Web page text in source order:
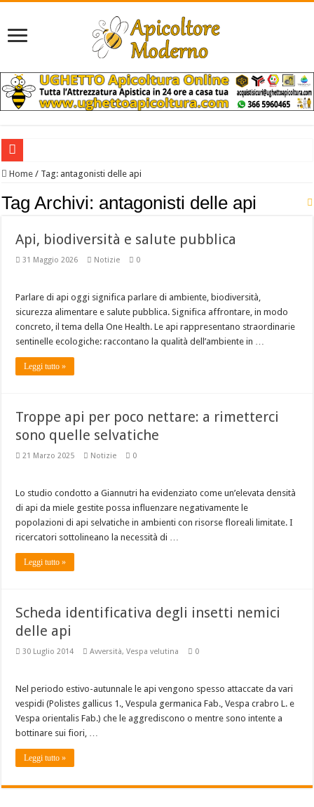
Etichettatura del miele nel 2026
Caldo estremo in Sardegna: alveari sotto stress e raccolti in forte calo
Incontro tra IZSLT e Federazione Apicoltori Italiani
Lavori in Apicoltura nel Mese di Agosto
Il Gruccione e l’Apicoltura: Comprendere il Ruolo Ecologico di un Insettivoro
Anche una siccità moderata è dannosa per le api
Marcare le regine: il momento giusto fa la differenza?
Home / Tag: antagonisti delle api
Tag Archivi: antagonisti delle api
Api, biodiversità e salute pubblica
31 Maggio 2026 Notizie 0
Parlare di api oggi significa parlare di ambiente, biodiversità,
sicurezza alimentare e salute pubblica. Significa affrontare, in modo
concreto, il tema della One Health. Le api rappresentano straordinarie
sentinelle ecologiche: raccontano la qualità dell’ambiente in …
Leggi tutto »
Troppe api per poco nettare: a rimetterci
sono quelle selvatiche
21 Marzo 2025 Notizie 0
Lo studio condotto a Giannutri ha evidenziato come un’elevata densità
di api da miele gestite possa influenzare negativamente le
popolazioni di api selvatiche in ambienti con risorse floreali limitate. I
ricercatori sottolineano la necessità di …
Leggi tutto »
Scheda identificativa degli insetti nemici
delle api
30 Luglio 2014 Avversità,Vespa velutina 0
Nel periodo estivo-autunnale le api vengono spesso attaccate da vari
vespidi (Polistes gallicus 1., Vespula germanica Fab., Vespa crabro L. e
Vespa orientalis Fab.) che le aggrediscono o mentre sono intente a
bottinare sui fiori, …
Leggi tutto »